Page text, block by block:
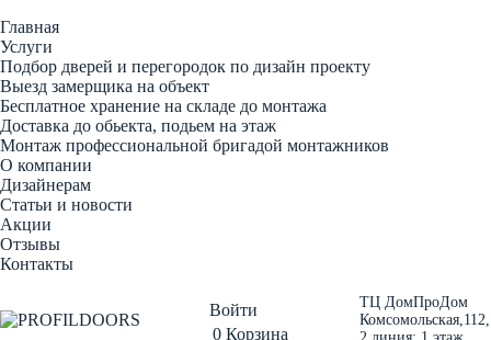
Главная
Услуги
Подбор дверей и перегородок по дизайн проекту
Выезд замерщика на объект
Бесплатное хранение на складе до монтажа
Доставка до обьекта, подьем на этаж
Монтаж профессиональной бригадой монтажников
О компании
Дизайнерам
Статьи и новости
Акции
Отзывы
Контакты
ТЦ ДомПроДом
Комсомольская,112,
Войти
0 Корзина